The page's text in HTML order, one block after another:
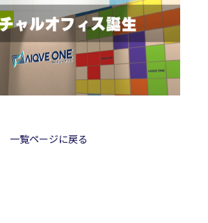
一覧ページに戻る